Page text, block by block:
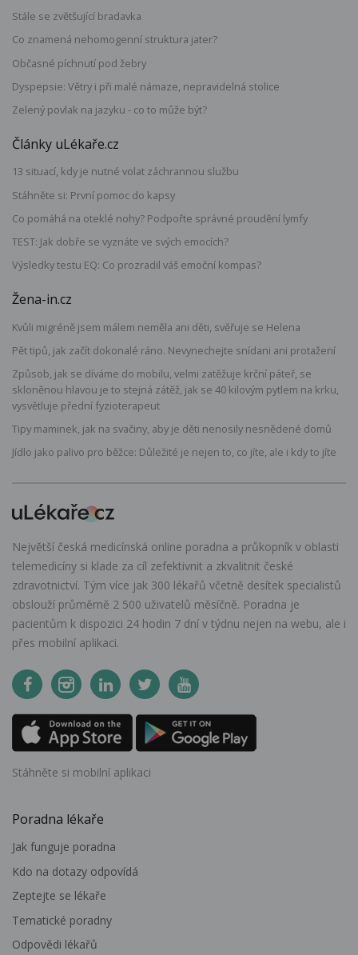
Stále se zvětšující bradavka
Co znamená nehomogenní struktura jater?
Občasné píchnutí pod žebry
Dyspepsie: Větry i při malé námaze, nepravidelná stolice
Zelený povlak na jazyku - co to může být?
Články uLékaře.cz
13 situací, kdy je nutné volat záchrannou službu
Stáhněte si: První pomoc do kapsy
Co pomáhá na oteklé nohy? Podpořte správné proudění lymfy
TEST: Jak dobře se vyznáte ve svých emocích?
Výsledky testu EQ: Co prozradil váš emoční kompas?
Žena-in.cz
Kvůli migréně jsem málem neměla ani děti, svěřuje se Helena
Pět tipů, jak začít dokonalé ráno. Nevynechejte snídani ani protažení
Způsob, jak se díváme do mobilu, velmi zatěžuje krční páteř, se
skloněnou hlavou je to stejná zátěž, jak se 40 kilovým pytlem na krku,
vysvětluje přední fyzioterapeut
Tipy maminek, jak na svačiny, aby je děti nenosily nesnědené domů
Jídlo jako palivo pro běžce: Důležité je nejen to, co jíte, ale i kdy to jíte
Největší česká medicínská online poradna a průkopník v oblasti
telemedicíny si klade za cíl zefektivnit a zkvalitnit české
zdravotnictví. Tým více jak 300 lékařů včetně desítek specialistů
obslouží průměrně 2 500 uživatelů měsíčně. Poradna je
pacientům k dispozici 24 hodin 7 dní v týdnu nejen na webu, ale i
přes mobilní aplikaci.
Stáhněte si mobilní aplikaci
Poradna lékaře
Jak funguje poradna
Kdo na dotazy odpovídá
Zeptejte se lékaře
Tematické poradny
Odpovědi lékařů